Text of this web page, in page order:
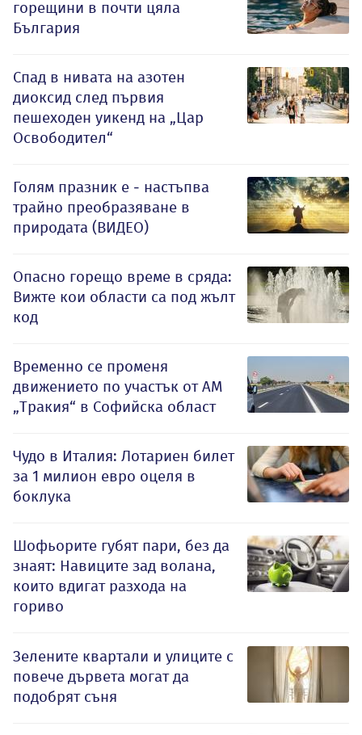
горещини в почти цяла
България
Спад в нивата на азотен
диоксид след първия
пешеходен уикенд на „Цар
Освободител“
Голям празник е - настъпва
трайно преобразяване в
природата (ВИДЕО)
Опасно горещо време в сряда:
Вижте кои области са под жълт
код
Временно се променя
движението по участък от АМ
„Тракия“ в Софийска област
Чудо в Италия: Лотариен билет
за 1 милион евро оцеля в
боклука
Шофьорите губят пари, без да
знаят: Навиците зад волана,
които вдигат разхода на
гориво
Зелените квартали и улиците с
повече дървета могат да
подобрят съня